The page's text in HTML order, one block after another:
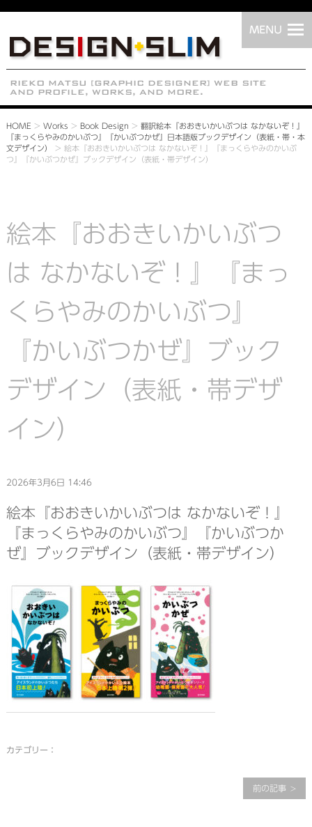
HOME > Works > Book Design > 翻訳絵本『おおきいかいぶつは なかないぞ！』
『まっくらやみのかいぶつ』『かいぶつかぜ』日本語版ブックデザイン（表紙・帯・本
文デザイン）
> 絵本『おおきいかいぶつは なかないぞ！』『まっくらやみのかいぶ
つ』『かいぶつかぜ』ブックデザイン（表紙・帯デザイン）
絵本『おおきいかいぶつ
は なかないぞ！』『まっ
くらやみのかいぶつ』
『かいぶつかぜ』ブック
デザイン（表紙・帯デザ
イン）
2026年3月6日 14:46
絵本『おおきいかいぶつは なかないぞ！』
『まっくらやみのかいぶつ』『かいぶつか
ぜ』ブックデザイン（表紙・帯デザイン）
カテゴリー：
前の記事